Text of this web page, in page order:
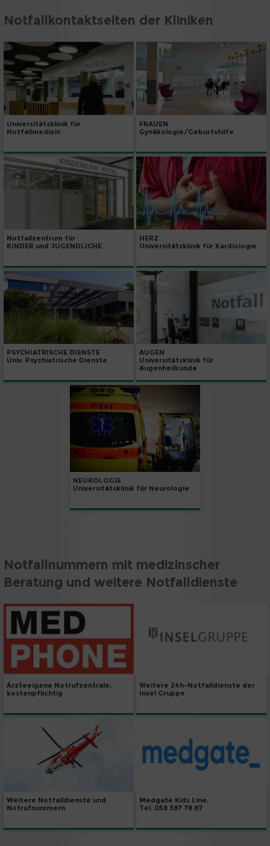
Notfallkontaktseiten der Kliniken
Universitätsklinik für
Notfallmedizin
FRAUEN
Gynäkologie/Geburtshilfe
Notfallzentrum für
KINDER und JUGENDLICHE
HERZ
Universitätsklinik für Kardiologie
PSYCHIATRISCHE DIENSTE
Univ. Psychiatrische Dienste
AUGEN
Universitätsklinik für
Augenheilkunde
NEUROLOGIE
Universitätsklinik für Neurologie
Notfallnummern mit medizinscher
Beratung und weitere Notfalldienste
Ärzteeigene Notrufzentrale,
kostenpflichtig
Weitere 24h-Notfalldienste der
Insel Gruppe
Weitere Notfalldienste und
Notrufnummern
Medgate Kids Line,
Tel. 058 387 78 87